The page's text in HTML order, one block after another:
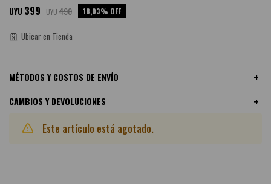
UYU 399 UYU490 18,03
Ubicar en Tienda
MÉTODOS Y COSTOS DE ENVÍO
CAMBIOS Y DEVOLUCIONES
Este artículo está agotado.